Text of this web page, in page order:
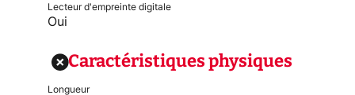
Lecteur d'empreinte digitale
Oui
Caractéristiques physiques
Longueur